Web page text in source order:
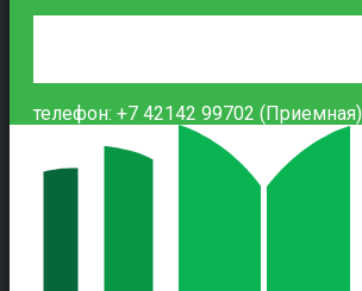
телефон: +7 42142 99702 (Приемная)